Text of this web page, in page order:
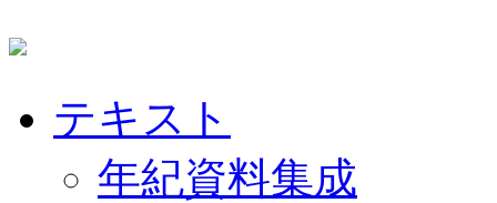
テキスト
年紀資料集成